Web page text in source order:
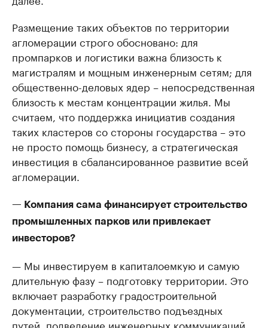
Размещение таких объектов по территории
агломерации строго обосновано: для
промпарков и логистики важна близость к
магистралям и мощным инженерным сетям; для
общественно-деловых ядер – непосредственная
близость к местам концентрации жилья. Мы
считаем, что поддержка инициатив создания
таких кластеров со стороны государства – это
не просто помощь бизнесу, а стратегическая
инвестиция в сбалансированное развитие всей
агломерации.
— Компания сама финансирует строительство
промышленных парков или привлекает
инвесторов?
— Мы инвестируем в капиталоемкую и самую
длительную фазу – подготовку территории. Это
включает разработку градостроительной
документации, строительство подъездных
путей, подведение инженерных коммуникаций,